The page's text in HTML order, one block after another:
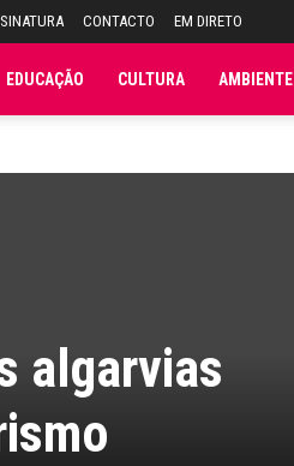
CONTACTO EM DIRETO
EDUCAÇÃO CULTURA AMBIENTE
algarvias